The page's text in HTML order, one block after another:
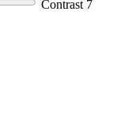
Contrast 7